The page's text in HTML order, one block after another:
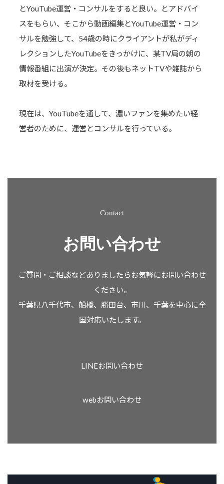
とYouTube運営・コンサルをすると良い。とアドバイ
スをもらい、そこから動画編集とYouTube運営・コン
サルを勉強して、54歳の時にクライアントが私がディ
レクションしたYouTubeをきっかけに、某TV局の朝の
情報番組に出演が決定。その後もネットTVや雑誌から
取材を受ける。
現在は、YouTubeを通して、濃いファンを集めたい経
営者のために、運営とコンサルを行っている。
Contact
お問い合わせ
ご質問・ご相談などありましたらお気軽にお問い合わせ
ください。
千葉県八千代市、船橋、勝田台、市川、千葉を中心に全
国対応いたします。
LINEお問い合わせ
webお問い合わせ